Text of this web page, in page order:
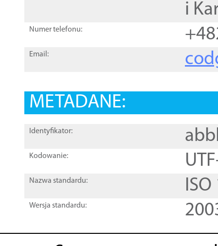
i
Numer telefonu:
Email:
METADANE:
Identyfikator:
Kodowanie:
Nazwa standardu:
Wersja standardu: